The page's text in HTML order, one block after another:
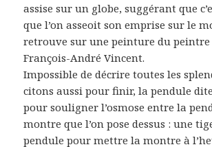
assise sur un globe, suggérant que
que l’on asseoit son emprise sur le
retrouve sur une peinture du peintre
François-André Vincent.
Impossible de décrire toutes les
citons aussi pour finir, la pendule
pour souligner l’osmose entre la
montre que l’on pose dessus : une
pendule pour mettre la montre à